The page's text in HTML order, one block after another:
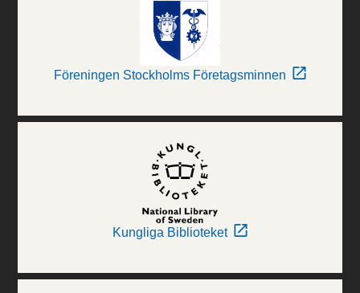
Föreningen Stockholms Företagsminnen
Kungliga Biblioteket